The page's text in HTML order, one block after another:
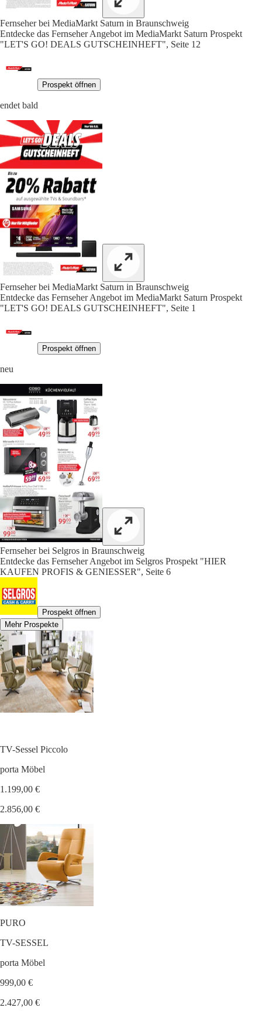
Fernseher bei MediaMarkt Saturn in Braunschweig
Entdecke das Fernseher Angebot im MediaMarkt Saturn Prospekt
"LET'S GO! DEALS GUTSCHEINHEFT", Seite 12
Prospekt öffnen
endet bald
Fernseher bei MediaMarkt Saturn in Braunschweig
Entdecke das Fernseher Angebot im MediaMarkt Saturn Prospekt
"LET'S GO! DEALS GUTSCHEINHEFT", Seite 1
Prospekt öffnen
neu
Fernseher bei Selgros in Braunschweig
Entdecke das Fernseher Angebot im Selgros Prospekt "HIER
KAUFEN PROFIS & GENIESSER", Seite 6
Prospekt öffnen
Mehr Prospekte
TV-Sessel Piccolo
porta Möbel
1.199,00 €
2.856,00 €
PURO
TV-SESSEL
porta Möbel
999,00 €
2.427,00 €